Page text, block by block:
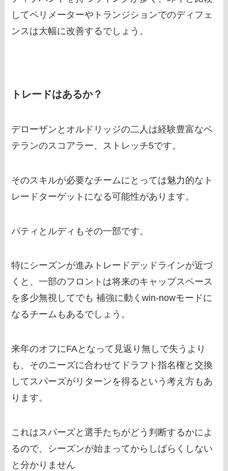
してペリメーターやトランジションでのディフェ
ンスは大幅に改善するでしょう。
トレードはあるか？
デローザンとオルドリッジの二人は経験豊富なベ
テランのスコアラー、ストレッチ5です。
そのスキルが必要なチームにとっては魅力的なト
レードターゲットになる可能性があります。
パティとルディもその一部です。
特にシーズンが進みトレードデッドラインが近づ
くと、一部のフロントは将来のキャップスペース
を多少無視してでも 補強に動くwin-nowモードに
なるチームもあるでしょう。
来年のオフにFAとなって見返り無しで失うより
も、そのニーズに合わせてドラフト指名権と交換
してスパーズがリターンを得るという考え方もあ
ります。
これはスパーズと選手たちがどう判断するかによ
るので、シーズンが始まってからしばらくしない
と分かりません